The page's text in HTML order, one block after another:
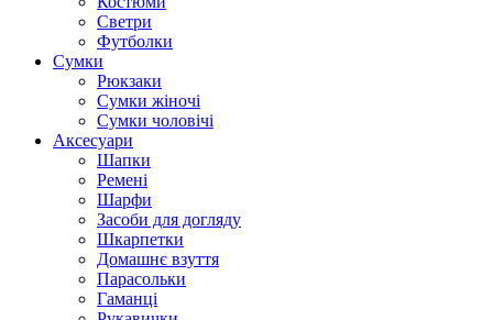
Светри
Футболки
Сумки
Рюкзаки
Сумки жіночі
Сумки чоловічі
Аксеcуари
Шапки
Ремені
Шарфи
Засоби для догляду
Шкарпетки
Домашнє взуття
Парасольки
Гаманці